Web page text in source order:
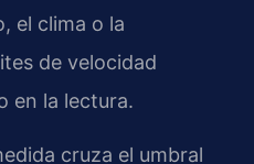
el clima o la
de velocidad
en la lectura.
cruza el umbral